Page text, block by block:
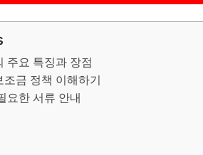
요 특징과 장점
금 정책 이해하기
요한 서류 안내